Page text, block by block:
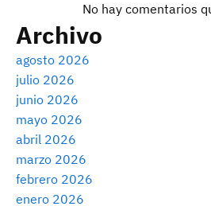
No hay comentarios
Archivo
agosto 2026
julio 2026
junio 2026
mayo 2026
abril 2026
marzo 2026
febrero 2026
enero 2026